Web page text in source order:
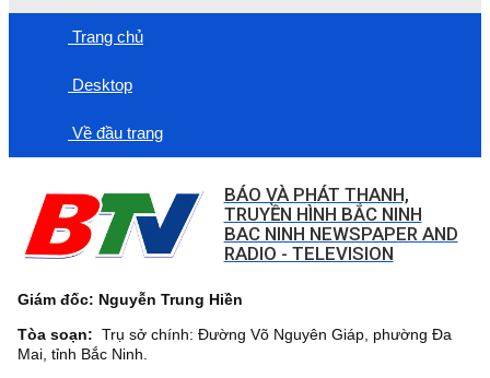
Trang chủ
Desktop
Về đầu trang
BÁO VÀ PHÁT THANH,
TRUYỀN HÌNH BẮC NINH
BAC NINH NEWSPAPER AND
RADIO - TELEVISION
Giám đốc: Nguyễn Trung Hiền
Tòa soạn: Trụ sở chính: Đường Võ Nguyên Giáp, phường Đa
Mai, tỉnh Bắc Ninh.